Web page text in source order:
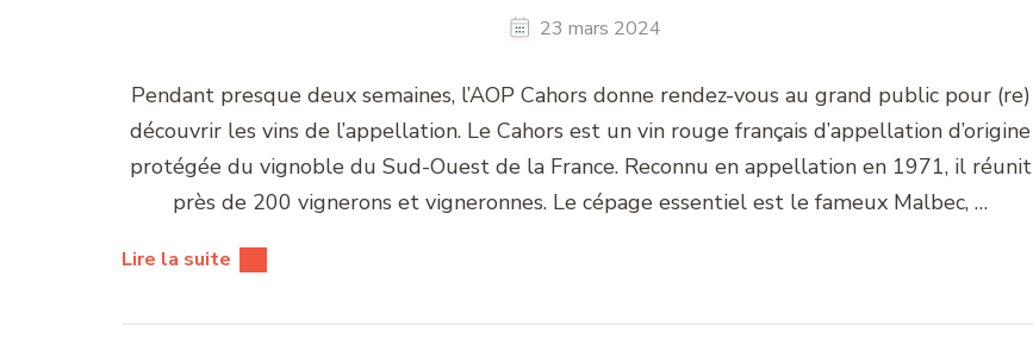
23 mars 2024
Pendant presque deux semaines, l’AOP Cahors donne rendez-vous au grand public pour (re)
découvrir les vins de l’appellation. Le Cahors est un vin rouge français d’appellation d’origine
protégée du vignoble du Sud-Ouest de la France. Reconnu en appellation en 1971, il réunit
près de 200 vignerons et vigneronnes. Le cépage essentiel est le fameux Malbec, …
Lire la suite